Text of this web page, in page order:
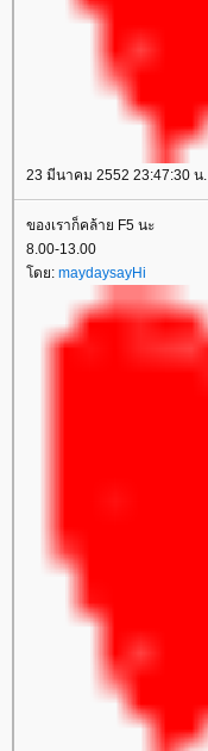
23 มีนาคม 2552 23:47:30 น.
ของเราก็คล้าย F5 นะ
8.00-13.00
ดย: maydaysayHi